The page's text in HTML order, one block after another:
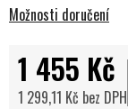
Možnosti doručení
1 455 Kč
1 299,11 Kč bez DPH